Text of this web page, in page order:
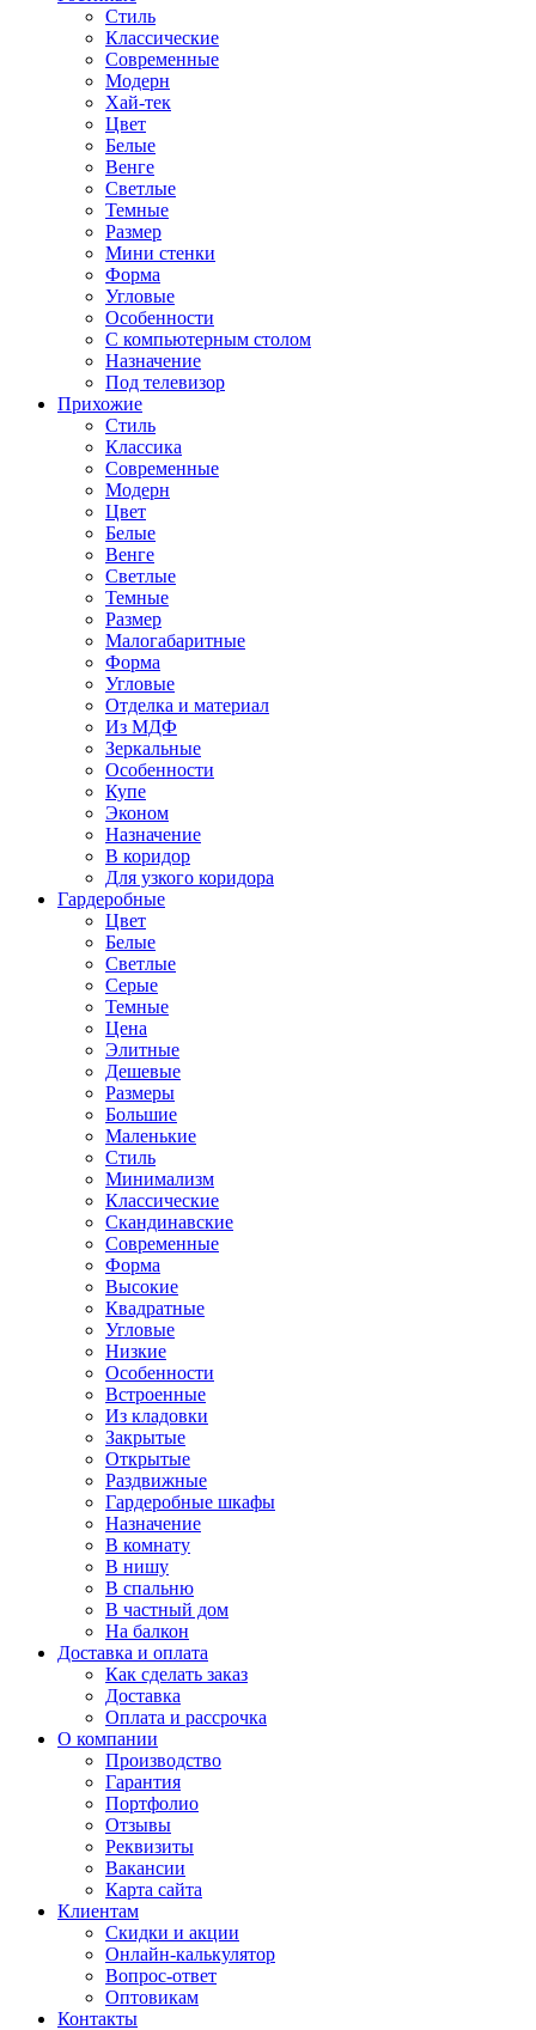
Стиль
Классические
Современные
Модерн
Хай-тек
Цвет
Белые
Венге
Светлые
Темные
Размер
Мини стенки
Форма
Угловые
Особенности
С компьютерным столом
Назначение
Под телевизор
Прихожие
Стиль
Классика
Современные
Модерн
Цвет
Белые
Венге
Светлые
Темные
Размер
Малогабаритные
Форма
Угловые
Отделка и материал
Из МДФ
Зеркальные
Особенности
Купе
Эконом
Назначение
В коридор
Для узкого коридора
Гардеробные
Цвет
Белые
Светлые
Серые
Темные
Цена
Элитные
Дешевые
Размеры
Большие
Маленькие
Стиль
Минимализм
Классические
Скандинавские
Современные
Форма
Высокие
Квадратные
Угловые
Низкие
Особенности
Встроенные
Из кладовки
Закрытые
Открытые
Раздвижные
Гардеробные шкафы
Назначение
В комнату
В нишу
В спальню
В частный дом
На балкон
Доставка и оплата
Как сделать заказ
Доставка
Оплата и рассрочка
О компании
Производство
Гарантия
Портфолио
Отзывы
Реквизиты
Вакансии
Карта сайта
Клиентам
Скидки и акции
Онлайн-калькулятор
Вопрос-ответ
Оптовикам
Контакты